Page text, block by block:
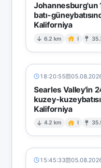
Johannesburg'un
batı-
Kaliforniya
6.2 km I
18:20:55
Searles Valley'in
kuzey-
Kaliforniya
4.2 km I
15:45:33